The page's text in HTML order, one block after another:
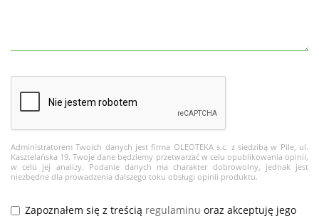
Administratorem Twoich danych jest firma OLEOTEKA s.c. z siedzibą w Pile, ul.
Kasztelańska 19. Twoje dane będziemy przetwarzać w celu opublikowania opinii,
w celu jej analizy. Podanie danych ma charakter dobrowolny, jednak jest
niezbędne dla prowadzenia dalszego toku obsługi opinii produktu.
Zapoznałem się z treścią regulaminu oraz akceptuję jego